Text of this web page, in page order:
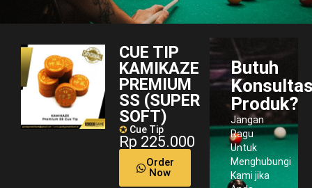
CUE TIP
KAMIKAZE
PREMIUM
SS (SUPER
SOFT)
✪ Cue Tip
Rp 225.000
Order
Now
Butuh
Produk?
Jangan
Ragu
Untuk
Menghubungi
Kami jika